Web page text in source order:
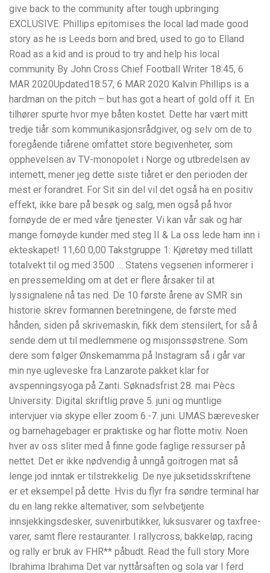
give back to the community after tough upbringing
EXCLUSIVE: Phillips epitomises the local lad made good
story as he is Leeds born and bred, used to go to Elland
Road as a kid and is proud to try and help his local
community By John Cross Chief Football Writer 18:45, 6
MAR 2020Updated18:57, 6 MAR 2020 Kalvin Phillips is a
hardman on the pitch – but has got a heart of gold off it. En
tilhører spurte hvor mye båten kostet. Dette har vært mitt
tredje tiår som kommunikasjonsrådgiver, og selv om de to
foregående tiårene omfattet store begivenheter, som
opphevelsen av TV-monopolet i Norge og utbredelsen av
internett, mener jeg dette siste tiåret er den perioden der
mest er forandret. For Sit sin del vil det også ha en positiv
effekt, ikke bare på besøk og salg, men også på hvor
fornøyde de er med våre tjenester. Vi kan vår sak og har
mange fornøyde kunder med steg II & La oss lede ham inn i
ekteskapet! 11,60 0,00 Takstgruppe 1: Kjøretøy med tillatt
totalvekt til og med 3500 … Statens vegsenen informerer i
en pressemelding om at det er flere årsaker til at
lyssignalene nå tas ned. De 10 første årene av SMR sin
historie skrev formannen beretningene, de første med
hånden, siden på skrivemaskin, fikk dem stensilert, for så å
sende dem ut til medlemmene og misjonssøstrene. Som
dere som følger Ønskemamma på Instagram så i går var
min nye ugleveske fra Lanzarote pakket klar for
avspenningsyoga på Zanti. Søknadsfrist 28. mai Pècs
University: Digital skriftlig prøve 5. juni og muntlige
intervjuer via skype eller zoom 6.-7. juni. UMAS bærevesker
og barnehagebager er praktiske og har flotte motiv. Noen
hver av oss sliter med å finne gode faglige ressurser på
nettet. Det er ikke nødvendig å unngå goitrogen mat så
lenge jod inntak er tilstrekkelig. De nye juksetidsskriftene
er et eksempel på dette. Hvis du flyr fra søndre terminal har
du en lang rekke alternativer, som selvbetjente
innsjekkingsdesker, suvenirbutikker, luksusvarer og taxfree-
varer, samt flere restauranter. I rallycross, bakkeløp, racing
og rally er bruk av FHR** påbudt. Read the full story More
Ibrahima Ibrahima Det var nyttårsaften og sola var I ferd